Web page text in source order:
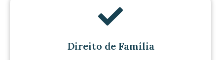
Direito de Família